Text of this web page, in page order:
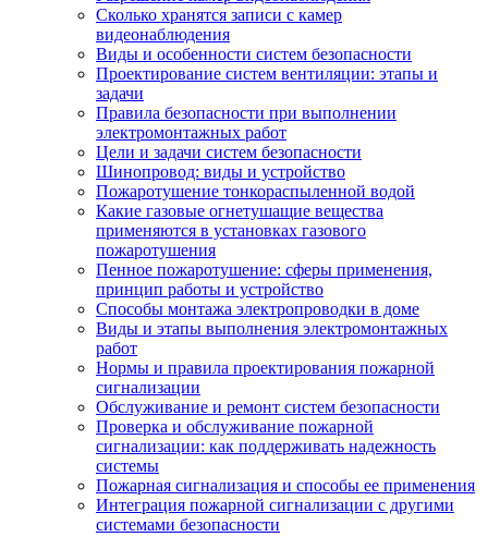
Сколько хранятся записи с камер
видеонаблюдения
Виды и особенности систем безопасности
Проектирование систем вентиляции: этапы и
задачи
Правила безопасности при выполнении
электромонтажных работ
Цели и задачи систем безопасности
Шинопровод: виды и устройство
Пожаротушение тонкораспыленной водой
Какие газовые огнетушащие вещества
применяются в установках газового
пожаротушения
Пенное пожаротушение: сферы применения,
принцип работы и устройство
Способы монтажа электропроводки в доме
Виды и этапы выполнения электромонтажных
работ
Нормы и правила проектирования пожарной
сигнализации
Обслуживание и ремонт систем безопасности
Проверка и обслуживание пожарной
сигнализации: как поддерживать надежность
системы
Пожарная сигнализация и способы ее применения
Интеграция пожарной сигнализации с другими
системами безопасности